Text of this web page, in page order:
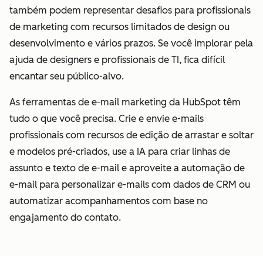
também podem representar desafios para profissionais
de marketing com recursos limitados de design ou
desenvolvimento e vários prazos. Se você implorar pela
ajuda de designers e profissionais de TI, fica difícil
encantar seu público-alvo.
As ferramentas de e-mail marketing da HubSpot têm
tudo o que você precisa. Crie e envie e-mails
profissionais com recursos de edição de arrastar e soltar
e modelos pré-criados, use a IA para criar linhas de
assunto e texto de e-mail e aproveite a automação de
e-mail para personalizar e-mails com dados de CRM ou
automatizar acompanhamentos com base no
engajamento do contato.